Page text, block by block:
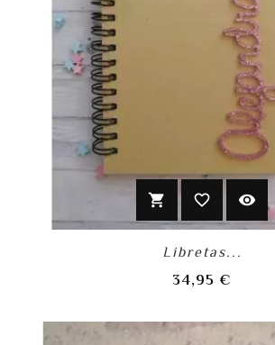
shopping_cart favorite_border visibility
Libretas...
34,95 €